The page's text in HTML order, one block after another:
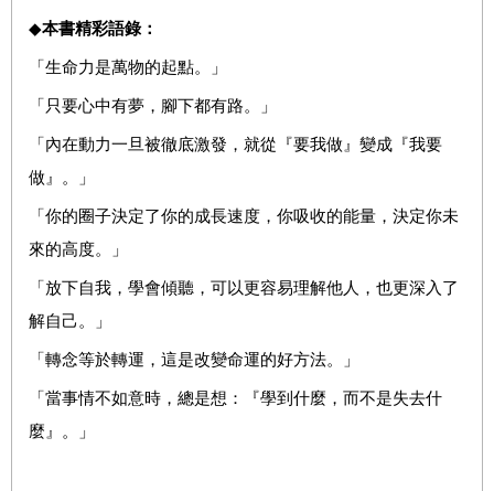
◆本書精彩語錄：
「生命力是萬物的起點。」
「只要心中有夢，腳下都有路。」
「內在動力一旦被徹底激發，就從『要我做』變成『我要
做』。」
「你的圈子決定了你的成長速度，你吸收的能量，決定你未
來的高度。」
「放下自我，學會傾聽，可以更容易理解他人，也更深入了
解自己。」
「轉念等於轉運，這是改變命運的好方法。」
「當事情不如意時，總是想：『學到什麼，而不是失去什
麼』。」